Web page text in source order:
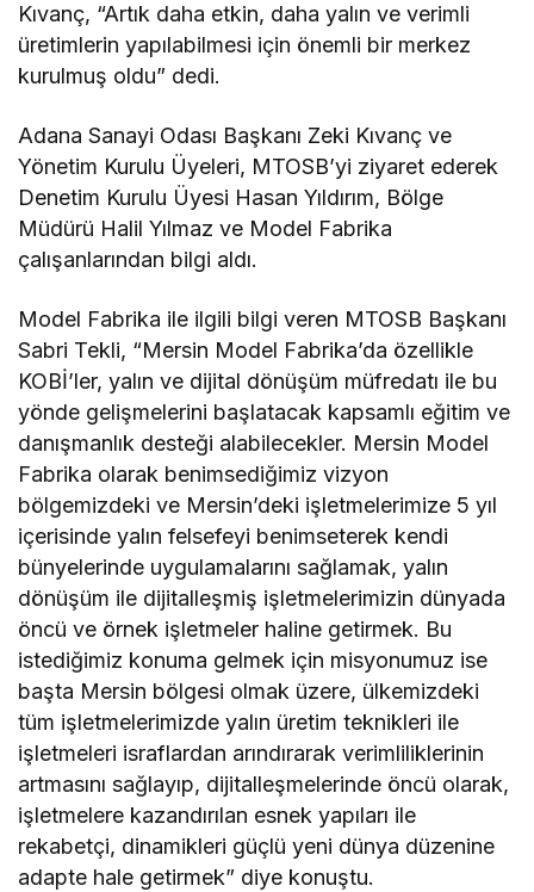
Kıvanç, “Artık daha etkin, daha yalın ve verimli
üretimlerin yapılabilmesi için önemli bir merkez
kurulmuş oldu” dedi.
Adana Sanayi Odası Başkanı Zeki Kıvanç ve
Yönetim Kurulu Üyeleri, MTOSB’yi ziyaret ederek
Denetim Kurulu Üyesi Hasan Yıldırım, Bölge
Müdürü Halil Yılmaz ve Model Fabrika
çalışanlarından bilgi aldı.
Model Fabrika ile ilgili bilgi veren MTOSB Başkanı
Sabri Tekli, “Mersin Model Fabrika’da özellikle
KOBİ’ler, yalın ve dijital dönüşüm müfredatı ile bu
yönde gelişmelerini başlatacak kapsamlı eğitim ve
danışmanlık desteği alabilecekler. Mersin Model
Fabrika olarak benimsediğimiz vizyon
bölgemizdeki ve Mersin’deki işletmelerimize 5 yıl
içerisinde yalın felsefeyi benimseterek kendi
bünyelerinde uygulamalarını sağlamak, yalın
dönüşüm ile dijitalleşmiş işletmelerimizin dünyada
öncü ve örnek işletmeler haline getirmek. Bu
istediğimiz konuma gelmek için misyonumuz ise
başta Mersin bölgesi olmak üzere, ülkemizdeki
tüm işletmelerimizde yalın üretim teknikleri ile
işletmeleri israflardan arındırarak verimliliklerinin
artmasını sağlayıp, dijitalleşmelerinde öncü olarak,
işletmelere kazandırılan esnek yapıları ile
rekabetçi, dinamikleri güçlü yeni dünya düzenine
adapte hale getirmek” diye konuştu.